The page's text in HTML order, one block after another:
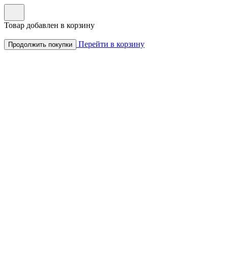
Товар добавлен в корзину
Продолжить покупки Перейти в корзину